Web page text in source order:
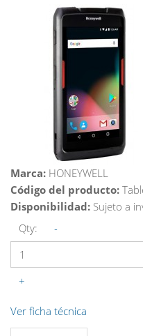
Marca: HONEYWELL
Código del producto:
Disponibilidad: Sujeto a
Qty:
-
+
Ver ficha técnica